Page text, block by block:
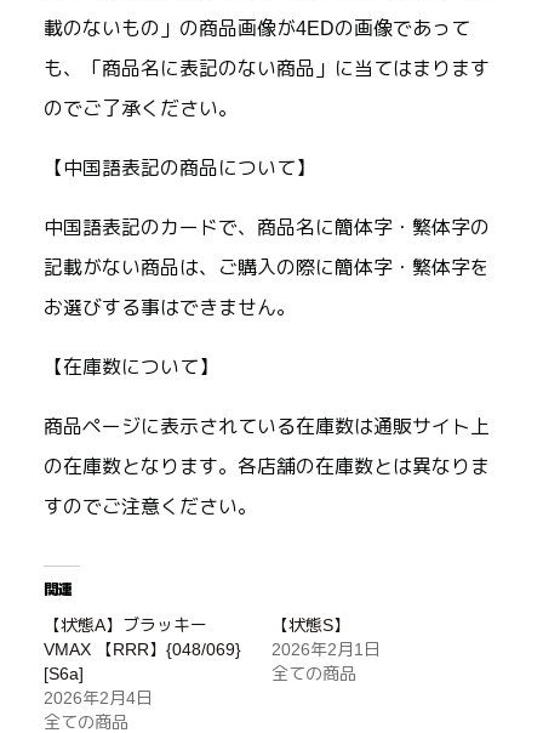
載のないもの」の商品画像が4EDの画像であって
も、「商品名に表記のない商品」に当てはまります
のでご了承ください。
【中国語表記の商品について】
中国語表記のカードで、商品名に簡体字・繁体字の
記載がない商品は、ご購入の際に簡体字・繁体字を
お選びする事はできません。
【在庫数について】
商品ページに表示されている在庫数は通販サイト上
の在庫数となります。各店舗の在庫数とは異なりま
すのでご注意ください。
関連
【状態A】ブラッキー
VMAX 【RRR】{048/069}
[S6a]
2026年2月4日
全ての商品
【状態S】
2026年2月1日
全ての商品